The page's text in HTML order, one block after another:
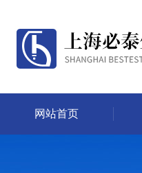
网站首页